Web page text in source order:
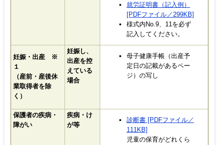
就労証明書（記入例）
[PDFファイル／299KB]
様式内No.9、11を必ず
記入してください。
妊娠・出産 ※
１
（産前・産後休
業取得者を除
く）
妊娠し、
出産を控
えている
場合
母子健康手帳（出産予
定日の記載があるペー
ジ）の写し
保護者の疾病・
障がい
疾病・け
が等
診断書 [PDFファイル／
111KB]
児童の保育がどれくら